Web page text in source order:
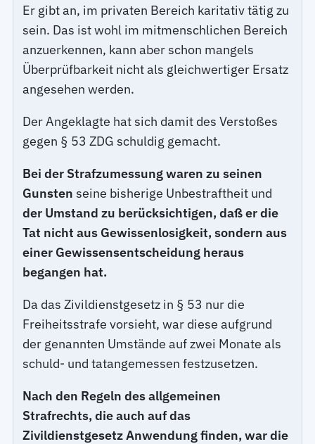
Er gibt an, im privaten Bereich karitativ tätig zu
sein. Das ist wohl im mitmenschlichen Bereich
anzuerkennen, kann aber schon mangels
Überprüfbarkeit nicht als gleichwertiger Ersatz
angesehen werden.
Der Angeklagte hat sich damit des Verstoßes
gegen § 53 ZDG schuldig gemacht.
Bei der Strafzumessung waren zu seinen
Gunsten seine bisherige Unbestraftheit und
der Umstand zu berücksichtigen, daß er die
Tat nicht aus Gewissenlosigkeit, sondern aus
einer Gewissensentscheidung heraus
begangen hat.
Da das Zivildienstgesetz in § 53 nur die
Freiheitsstrafe vorsieht, war diese aufgrund
der genannten Umstände auf zwei Monate als
schuld- und tatangemessen festzusetzen.
Nach den Regeln des allgemeinen
Strafrechts, die auch auf das
Zivildienstgesetz Anwendung finden, war die